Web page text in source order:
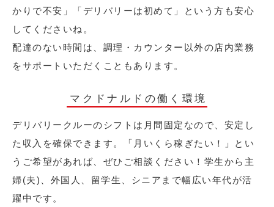
かりで不安」「デリバリーは初めて」という方も安心
してくださいね。
配達のない時間は、調理・カウンター以外の店内業務
をサポートいただくこともあります。
マクドナルドの働く環境
デリバリークルーのシフトは月間固定なので、安定し
た収入を確保できます。「月いくら稼ぎたい！」とい
うご希望があれば、ぜひご相談ください！学生から主
婦(夫)、外国人、留学生、シニアまで幅広い年代が活
躍中です。